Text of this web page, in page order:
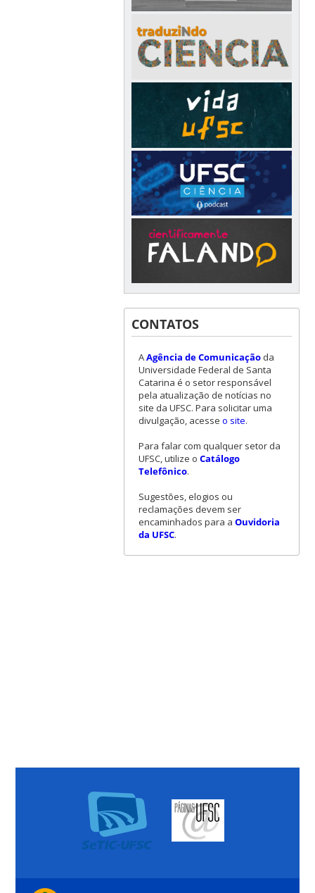
CONTATOS
AAgência de Comunicaçãoda
Universidade Federal de Santa
Catarina é o setor responsável
pela atualização de notícias no
site da UFSC. Para solicitar uma
divulgação, acesse o site.
Para falar com qualquer setor da
UFSC, utilize o Catálogo
Telefônico.
Sugestões, elogios ou
reclamações devem ser
encaminhados para a Ouvidoria
da UFSC.